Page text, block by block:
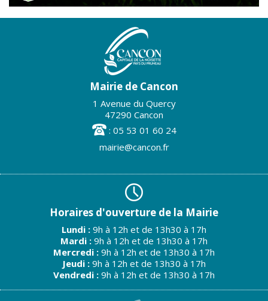
Mairie de Cancon
1 Avenue du Quercy
47290 Cancon
: 05 53 01 60 24
mairie@cancon.fr
Horaires d'ouverture de la Mairie
Lundi : 9h à 12h et de 13h30 à 17h
Mardi : 9h à 12h et de 13h30 à 17h
Mercredi : 9h à 12h et de 13h30 à 17h
Jeudi : 9h à 12h et de 13h30 à 17h
Vendredi : 9h à 12h et de 13h30 à 17h